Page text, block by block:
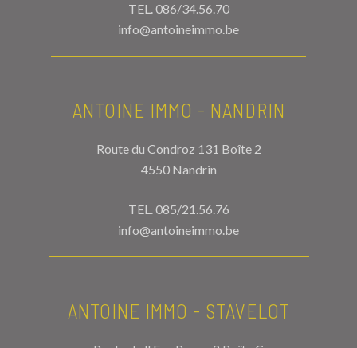
TEL.086/34.56.70
info@antoineimmo.be
ANTOINE IMMO - NANDRIN
Route du Condroz 131 Boîte 2
4550 Nandrin
TEL.085/21.56.76
info@antoineimmo.be
ANTOINE IMMO - STAVELOT